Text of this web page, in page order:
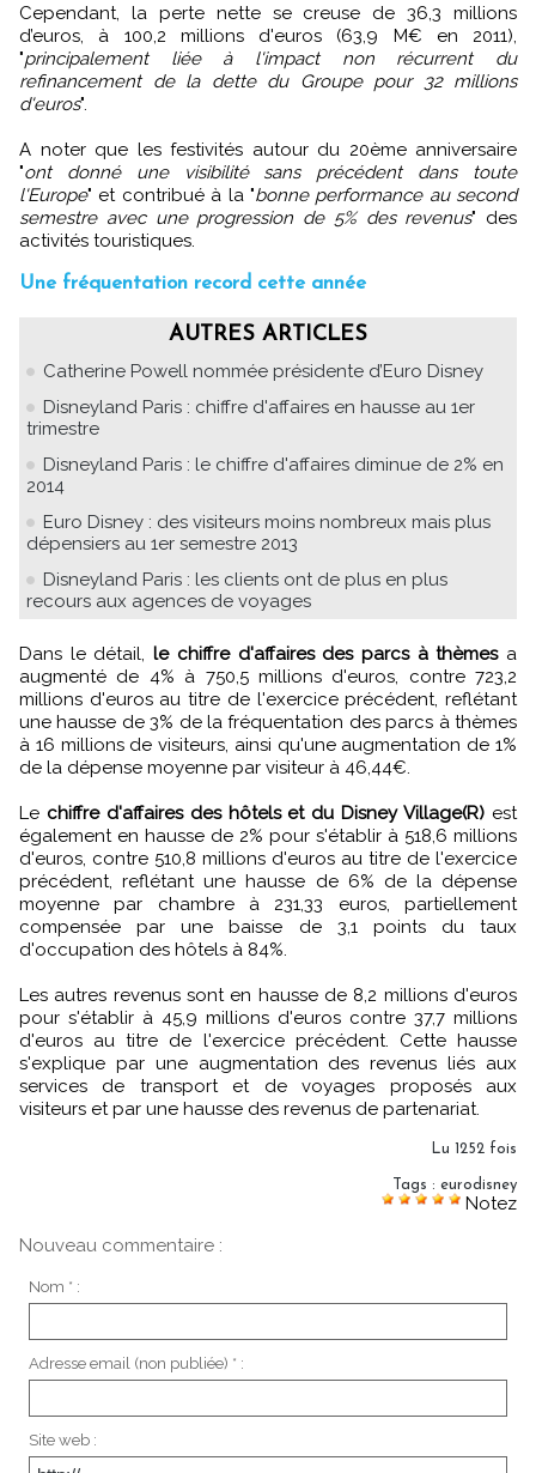
Cependant, la perte nette se creuse de 36,3 millions
d’euros, à 100,2 millions d'euros (63,9 M€ en 2011),
"principalement liée à l'impact non récurrent du
refinancement de la dette du Groupe pour 32 millions
d'euros".
A noter que les festivités autour du 20ème anniversaire
"ont donné une visibilité sans précédent dans toute
l'Europe" et contribué à la "bonne performance au second
semestre avec une progression de 5% des revenus" des
activités touristiques.
Une fréquentation record cette année
AUTRES ARTICLES
Catherine Powell nommée présidente d’Euro Disney
Disneyland Paris : chiffre d'affaires en hausse au 1er
trimestre
Disneyland Paris : le chiffre d'affaires diminue de 2% en
2014
Euro Disney : des visiteurs moins nombreux mais plus
dépensiers au 1er semestre 2013
Disneyland Paris : les clients ont de plus en plus
recours aux agences de voyages
Dans le détail, le chiffre d'affaires des parcs à thèmesa
augmenté de 4% à 750,5 millions d'euros, contre 723,2
millions d'euros au titre de l'exercice précédent, reflétant
une hausse de 3% de la fréquentation des parcs à thèmes
à 16 millions de visiteurs, ainsi qu'une augmentation de 1%
de la dépense moyenne par visiteur à 46,44€.
Le chiffre d'affaires des hôtels et du Disney Village(R) est
également en hausse de 2% pour s'établir à 518,6 millions
d'euros, contre 510,8 millions d'euros au titre de l'exercice
précédent, reflétant une hausse de 6% de la dépense
moyenne par chambre à 231,33 euros, partiellement
compensée par une baisse de 3,1 points du taux
d'occupation des hôtels à 84%.
Les autres revenus sont en hausse de 8,2 millions d'euros
pour s'établir à 45,9 millions d'euros contre 37,7 millions
d'euros au titre de l'exercice précédent. Cette hausse
s'explique par une augmentation des revenus liés aux
services de transport et de voyages proposés aux
visiteurs et par une hausse des revenus de partenariat.
Lu 1252 fois
Tags : eurodisney
Notez
Nouveau commentaire :
Nom * :
Adresse email (non publiée) * :
Site web :